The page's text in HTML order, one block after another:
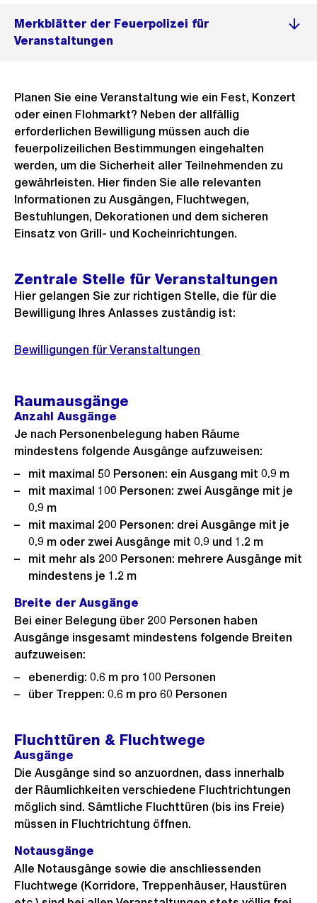
Merkblätter der Feuerpolizei für
Veranstaltungen
Planen Sie eine Veranstaltung wie ein Fest, Konzert
oder einen Flohmarkt? Neben der allfällig
erforderlichen Bewilligung müssen auch die
feuerpolizeilichen Bestimmungen eingehalten
werden, um die Sicherheit aller Teilnehmenden zu
gewährleisten. Hier finden Sie alle relevanten
Informationen zu Ausgängen, Fluchtwegen,
Bestuhlungen, Dekorationen und dem sicheren
Einsatz von Grill- und Kocheinrichtungen.
Zentrale Stelle für Veranstaltungen
Hier gelangen Sie zur richtigen Stelle, die für die
Bewilligung Ihres Anlasses zuständig ist:
Bewilligungen für Veranstaltungen
Raumausgänge
Anzahl Ausgänge
Je nach Personenbelegung haben Räume
mindestens folgende Ausgänge aufzuweisen:
mit maximal 50 Personen: ein Ausgang mit 0.9 m
mit maximal 100 Personen: zwei Ausgänge mit je
0.9 m
mit maximal 200 Personen: drei Ausgänge mit je
0.9 m oder zwei Ausgänge mit 0.9 und 1.2 m
mit mehr als 200 Personen: mehrere Ausgänge mit
mindestens je 1.2 m
Breite der Ausgänge
Bei einer Belegung über 200 Personen haben
Ausgänge insgesamt mindestens folgende Breiten
aufzuweisen:
ebenerdig: 0.6 m pro 100 Personen
über Treppen: 0.6 m pro 60 Personen
Fluchttüren & Fluchtwege
Ausgänge
Die Ausgänge sind so anzuordnen, dass innerhalb
der Räumlichkeiten verschiedene Fluchtrichtungen
möglich sind. Sämtliche Fluchttüren (bis ins Freie)
müssen in Fluchtrichtung öffnen.
Notausgänge
Alle Notausgänge sowie die anschliessenden
Fluchtwege (Korridore, Treppenhäuser, Haustüren